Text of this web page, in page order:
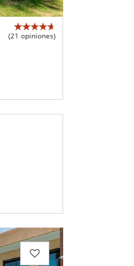
(21 opiniones)